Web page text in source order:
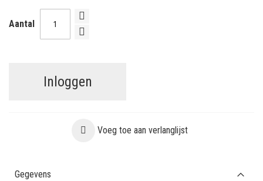
Aantal
Inloggen
Voeg toe aan verlanglijst
Gegevens